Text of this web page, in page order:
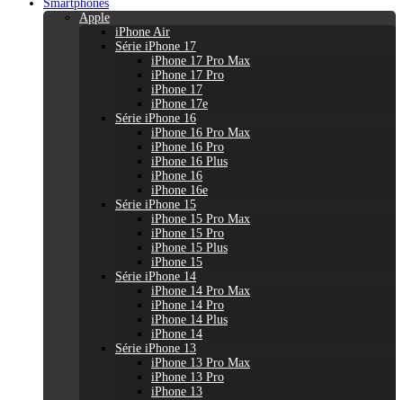
Smartphones
Apple
iPhone Air
Série iPhone 17
iPhone 17 Pro Max
iPhone 17 Pro
iPhone 17
iPhone 17e
Série iPhone 16
iPhone 16 Pro Max
iPhone 16 Pro
iPhone 16 Plus
iPhone 16
iPhone 16e
Série iPhone 15
iPhone 15 Pro Max
iPhone 15 Pro
iPhone 15 Plus
iPhone 15
Série iPhone 14
iPhone 14 Pro Max
iPhone 14 Pro
iPhone 14 Plus
iPhone 14
Série iPhone 13
iPhone 13 Pro Max
iPhone 13 Pro
iPhone 13